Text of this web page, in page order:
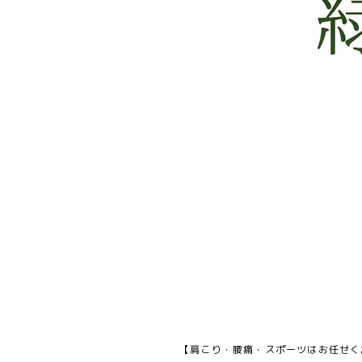
【肩こり・腰痛・スポーツはお任せ